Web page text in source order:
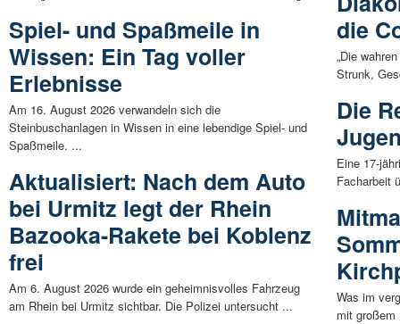
Spiel- und Spaßmeile in
Wissen: Ein Tag voller
Erlebnisse
Am 16. August 2026 verwandeln sich die
Steinbuschanlagen in Wissen in eine lebendige Spiel- und
Spaßmeile. ...
Aktualisiert: Nach dem Auto
bei Urmitz legt der Rhein
Bazooka-Rakete bei Koblenz
frei
Am 6. August 2026 wurde ein geheimnisvolles Fahrzeug
am Rhein bei Urmitz sichtbar. Die Polizei untersucht ...
die
„Die
Strunk,
Die
Eine 17-
Facharbeit
Was im
mit großem